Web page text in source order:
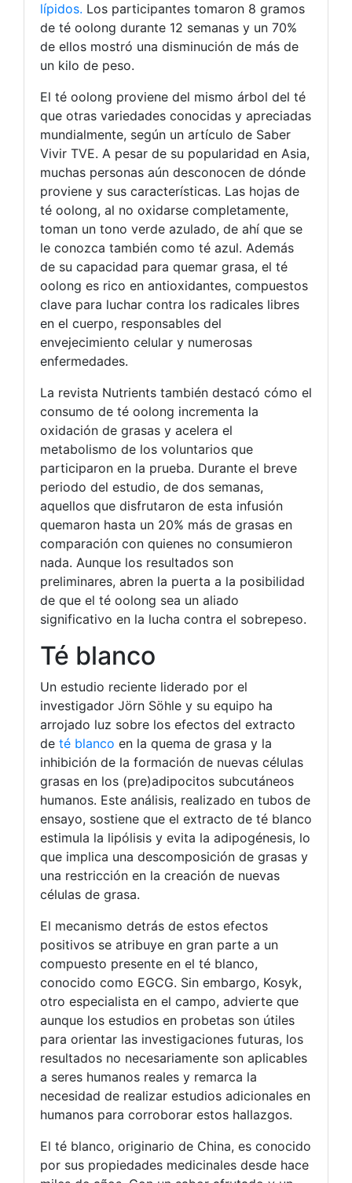
lípidos. Los participantes tomaron 8 gramos
de té oolong durante 12 semanas y un 70%
de ellos mostró una disminución de más de
un kilo de peso.
El té oolong proviene del mismo árbol del té
que otras variedades conocidas y apreciadas
mundialmente, según un artículo de Saber
Vivir TVE. A pesar de su popularidad en Asia,
muchas personas aún desconocen de dónde
proviene y sus características. Las hojas de
té oolong, al no oxidarse completamente,
toman un tono verde azulado, de ahí que se
le conozca también como té azul. Además
de su capacidad para quemar grasa, el té
oolong es rico en antioxidantes, compuestos
clave para luchar contra los radicales libres
en el cuerpo, responsables del
envejecimiento celular y numerosas
enfermedades.
La revista Nutrients también destacó cómo el
consumo de té oolong incrementa la
oxidación de grasas y acelera el
metabolismo de los voluntarios que
participaron en la prueba. Durante el breve
periodo del estudio, de dos semanas,
aquellos que disfrutaron de esta infusión
quemaron hasta un 20% más de grasas en
comparación con quienes no consumieron
nada. Aunque los resultados son
preliminares, abren la puerta a la posibilidad
de que el té oolong sea un aliado
significativo en la lucha contra el sobrepeso.
Té blanco
Un estudio reciente liderado por el
investigador Jörn Söhle y su equipo ha
arrojado luz sobre los efectos del extracto
de té blanco en la quema de grasa y la
inhibición de la formación de nuevas células
grasas en los (pre)adipocitos subcutáneos
humanos. Este análisis, realizado en tubos de
ensayo, sostiene que el extracto de té blanco
estimula la lipólisis y evita la adipogénesis, lo
que implica una descomposición de grasas y
una restricción en la creación de nuevas
células de grasa.
El mecanismo detrás de estos efectos
positivos se atribuye en gran parte a un
compuesto presente en el té blanco,
conocido como EGCG. Sin embargo, Kosyk,
otro especialista en el campo, advierte que
aunque los estudios en probetas son útiles
para orientar las investigaciones futuras, los
resultados no necesariamente son aplicables
a seres humanos reales y remarca la
necesidad de realizar estudios adicionales en
humanos para corroborar estos hallazgos.
El té blanco, originario de China, es conocido
por sus propiedades medicinales desde hace